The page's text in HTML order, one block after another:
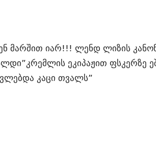
მარშით იარ!!! ლენდ ლიზის
ეკიპაჟით ფსკერზე
კაცი თვალს”